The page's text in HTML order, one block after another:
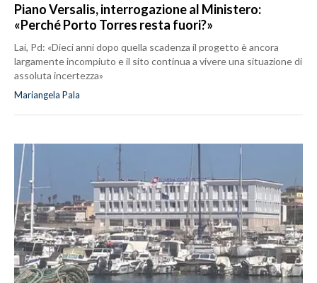
Piano Versalis, interrogazione al Ministero:
«Perché Porto Torres resta fuori?»
Lai, Pd: «Dieci anni dopo quella scadenza il progetto è ancora
largamente incompiuto e il sito continua a vivere una situazione di
assoluta incertezza»
Mariangela Pala